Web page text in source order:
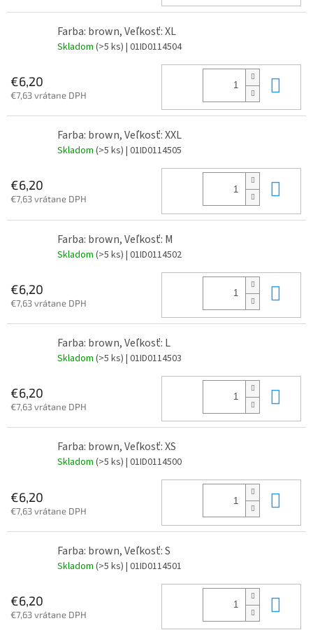
Farba: brown, Veľkosť: XL
Skladom (>5 ks) | 01ID0114504
€6,20
€7,63 vrátane DPH
Farba: brown, Veľkosť: XXL
Skladom (>5 ks) | 01ID0114505
€6,20
€7,63 vrátane DPH
Farba: brown, Veľkosť: M
Skladom (>5 ks) | 01ID0114502
€6,20
€7,63 vrátane DPH
Farba: brown, Veľkosť: L
Skladom (>5 ks) | 01ID0114503
€6,20
€7,63 vrátane DPH
Farba: brown, Veľkosť: XS
Skladom (>5 ks) | 01ID0114500
€6,20
€7,63 vrátane DPH
Farba: brown, Veľkosť: S
Skladom (>5 ks) | 01ID0114501
€6,20
€7,63 vrátane DPH